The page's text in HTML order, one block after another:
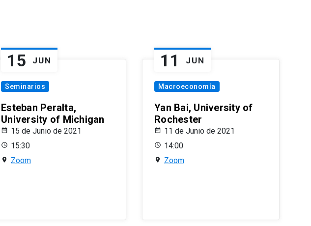
15 JUN
Seminarios
Esteban Peralta,
University of Michigan
15 de Junio de 2021
15:30
Zoom
11 JUN
Macroeconomía
Yan Bai, University of
Rochester
11 de Junio de 2021
14:00
Zoom